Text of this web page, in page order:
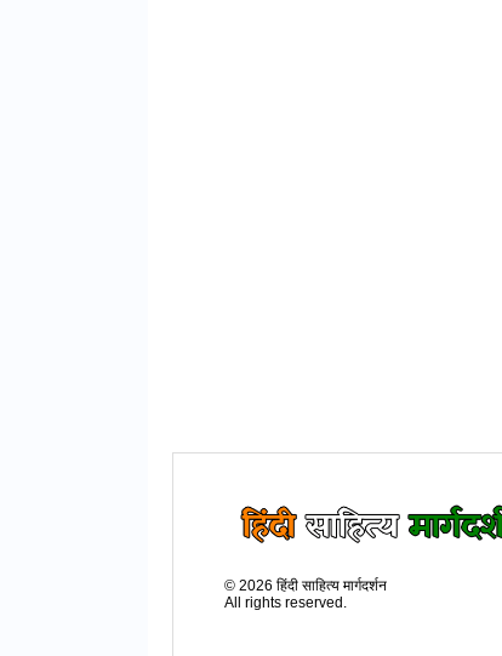
©2026 हिंदी साहित्य मार्गदर्शन
All rights reserved.